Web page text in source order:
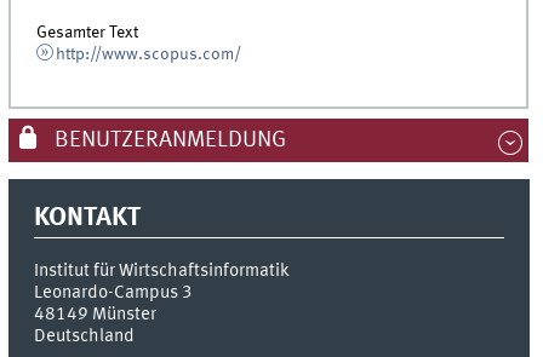
Gesamter Text
http://www.scopus.com/
BENUTZERANMELDUNG
KONTAKT
Institut für Wirtschaftsinformatik
Leonardo-Campus 3
48149 Münster
Deutschland